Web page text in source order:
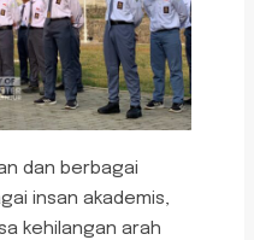
dan berbagai
insan akademis,
kehilangan arah